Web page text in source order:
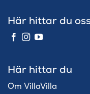
Här hittar du
Här hittar du
Om VillaVilla